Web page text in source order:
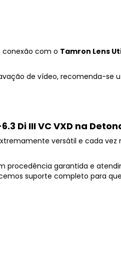
conexão com o Tamron Lens
de vídeo, recomenda-se
Di III VC VXD na
versátil e cada
procedência garantida e
suporte completo para